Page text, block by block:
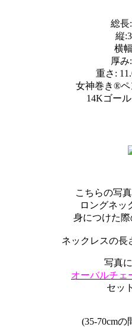
総長
縦
横
厚み
重さ:
女神巻き®︎ペ
14Kゴー
こちらの写
ロングネッ
身につけた
ネックレスの長
写真
オーバルチェ
セッ
(35-70cmの